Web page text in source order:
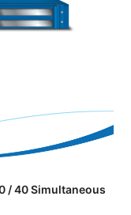
/ 40 Simultaneous